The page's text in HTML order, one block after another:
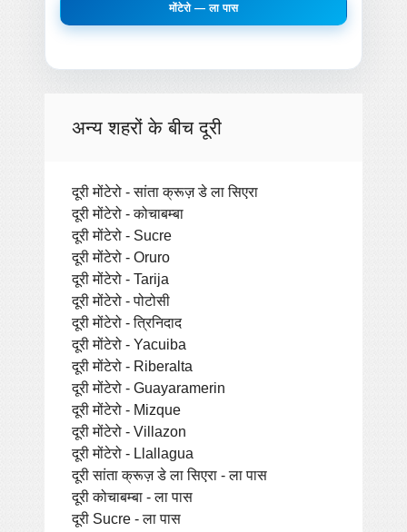
मोंटेरो — ला पास
अन्य शहरों के बीच दूरी
दूरी मोंटेरो - सांता क्रूज़ डे ला सिएरा
दूरी मोंटेरो - कोचाबम्बा
दूरी मोंटेरो - Sucre
दूरी मोंटेरो - Oruro
दूरी मोंटेरो - Tarija
दूरी मोंटेरो - पोटोसी
दूरी मोंटेरो - त्रिनिदाद
दूरी मोंटेरो - Yacuiba
दूरी मोंटेरो - Riberalta
दूरी मोंटेरो - Guayaramerin
दूरी मोंटेरो - Mizque
दूरी मोंटेरो - Villazon
दूरी मोंटेरो - Llallagua
दूरी सांता क्रूज़ डे ला सिएरा - ला पास
दूरी कोचाबम्बा - ला पास
दूरी Sucre - ला पास